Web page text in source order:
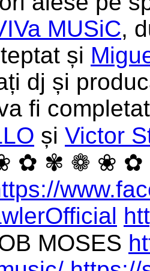
MUSiC,
și
dj și
fi
și Victor
✿ ✾ ❁ ❀ ✿
MOSES